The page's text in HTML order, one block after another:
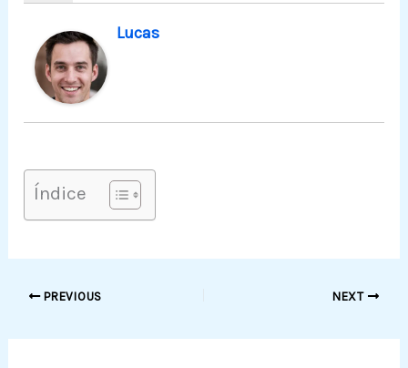
Lucas
Índice
PREVIOUS NEXT